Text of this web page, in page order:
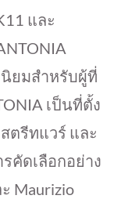
และ
ยมสำหรับผู้ที่
เป็นที่ตั้ง
ตรีทแวร์ และ
คัดเลือกอย่าง
Maurizio